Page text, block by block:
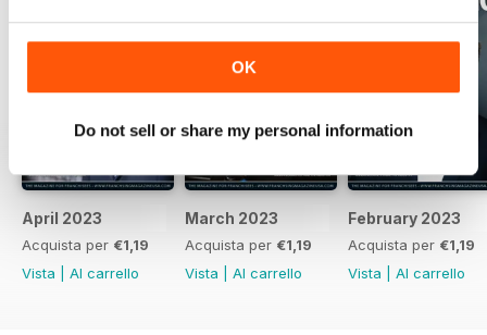
OK
Do not sell or share my personal information
April 2023
Acquista per €1,19
Vista
Al carrello
March 2023
Acquista per €1,19
Vista
Al carrello
February 2023
Acquista per €1,19
Vista
Al carrello